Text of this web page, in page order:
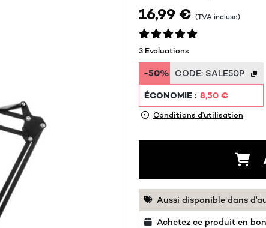
16,99 € (TVA incluse)
3 Evaluations
-50% CODE: SALE50P
ÉCONOMIE : 8,50 €
Conditions d'utilisation
Aussi disponible dans
Achetez ce produit en